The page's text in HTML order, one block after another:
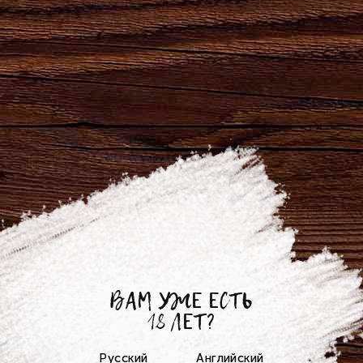
ВАМ УЖЕ ЕСТЬ
18 ЛЕТ?
Русский Английский
13.01.2023
Встречай Старый Новый год!